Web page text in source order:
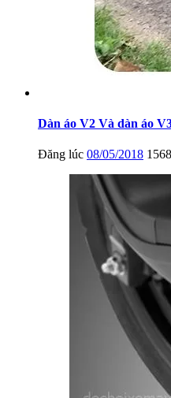
Dàn áo V2 Và dàn áo
Đăng lúc 08/05/2018